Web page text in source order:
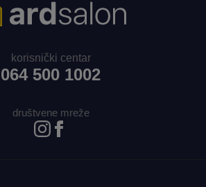
korisnički centar
064 500 1002
društvene mreže